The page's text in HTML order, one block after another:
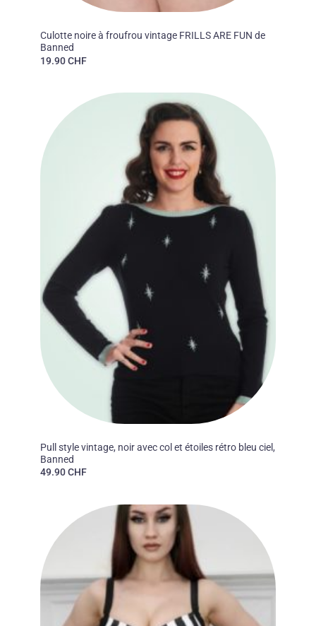
Culotte noire à froufrou vintage FRILLS ARE FUN de
Banned
19.90CHF
Ajouter
à la liste
Pull style vintage, noir avec col et étoiles rétro bleu ciel,
Banned
49.90CHF
Ajouter
à la liste